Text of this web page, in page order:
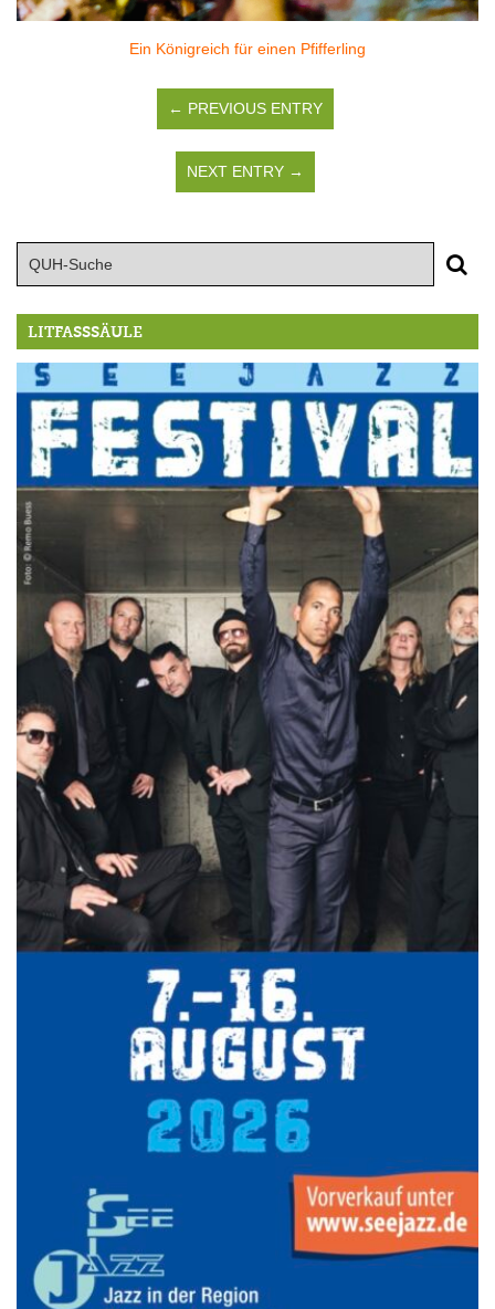
Ein Königreich für einen Pfifferling
← PREVIOUS ENTRY
NEXT ENTRY →
LITFASSSÄULE
7.-9.8.: 40 Jahre Ateliertage
mehr Info